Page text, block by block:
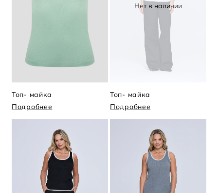
Топ- майка
Подробнее
Нет в наличии
Топ- майка
Подробнее